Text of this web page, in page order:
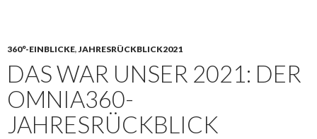
360°-EINBLICKE, JAHRESRÜCKBLICK2021
DAS WAR UNSER 2021: DER
OMNIA360-
JAHRESRÜCKBLICK